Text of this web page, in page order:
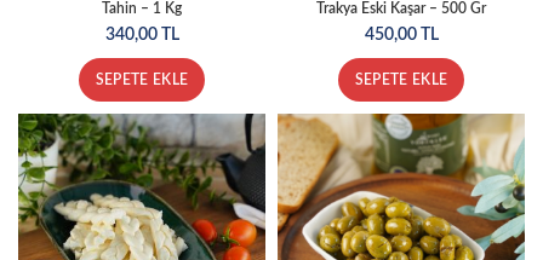
Tahin – 1 Kg
340,00 TL
SEPETE EKLE
Trakya Eski Kaşar – 500 Gr
450,00 TL
SEPETE EKLE